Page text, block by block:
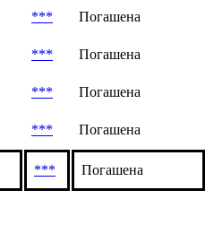
***
Погашена
***
Погашена
***
Погашена
*** Погашена
*** Погашена